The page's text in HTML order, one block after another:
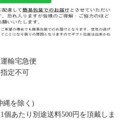
輸宅急便
定不可
を除く)
あたり別途送料500円を頂戴しま